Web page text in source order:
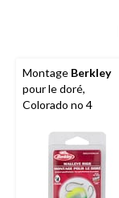
Montage Berkley
pour le doré,
Colorado no 4